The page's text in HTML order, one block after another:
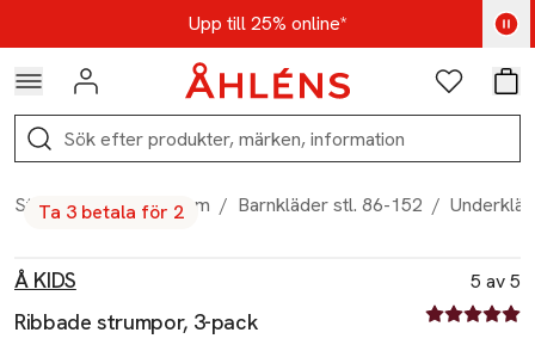
Hoppa till navigationsmenynUpp till 25% online*
Kod: AUG25 - Shoppa nu
Logga in Favoriter
Sök
Start / Barn & ungdom / Barnkläder stl. 86-152 /
Ta 3 betala för 2
Å KIDS
Ribbade strumpor, 3-pack
5 av 5
5 av fem